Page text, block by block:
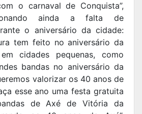
o carnaval de Conquista”,
ainda a falta de
o aniversário da cidade:
tem feito no aniversário da
cidades pequenas, como
bandas no aniversário da
valorizar os 40 anos de
esse ano uma festa gratuita
de Axé de Vitória da